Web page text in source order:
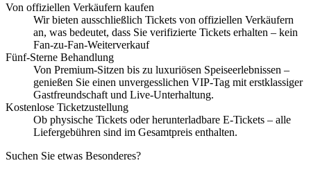
Von offiziellen Verkäufern kaufen
Wir bieten ausschließlich Tickets von offiziellen Verkäufern
an, was bedeutet, dass Sie verifizierte Tickets erhalten – kein
Fan-zu-Fan-Weiterverkauf
Fünf-Sterne Behandlung
Von Premium-Sitzen bis zu luxuriösen Speiseerlebnissen –
genießen Sie einen unvergesslichen VIP-Tag mit erstklassiger
Gastfreundschaft und Live-Unterhaltung.
Kostenlose Ticketzustellung
Ob physische Tickets oder herunterladbare E-Tickets – alle
Liefergebühren sind im Gesamtpreis enthalten.
Suchen Sie etwas Besonderes?